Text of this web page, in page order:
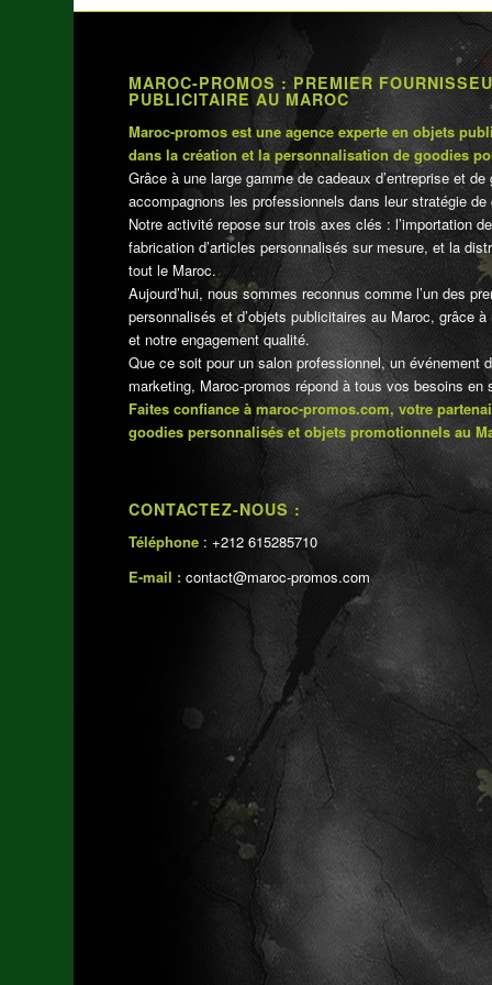
MAROC-PROMOS : PREMIER
PUBLICITAIRE AU MAROC
Maroc-promos est une agence experte en objets
dans la création et la personnalisation de goodies
Grâce à une large gamme de cadeaux d’entreprise et
accompagnons les professionnels dans leur stratégie de
Notre activité repose sur trois axes clés : l’importation
fabrication d’articles personnalisés sur mesure, et la
tout le Maroc.
Aujourd’hui, nous sommes reconnus comme l’un des
personnalisés et d’objets publicitaires au Maroc, grâce
et notre engagement qualité.
Que ce soit pour un salon professionnel, un événement
marketing, Maroc-promos répond à tous vos besoins en
Faites confiance à maroc-promos.com, votre
goodies personnalisés et objets promotionnels au
CONTACTEZ-NOUS :
Téléphone : +212 615285710
E-mail : contact@maroc-promos.com